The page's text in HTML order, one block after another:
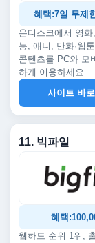
혜택:7일 무제
온디스크에서 영
능, 애니, 만화·웹
콘텐츠를 PC와 모
하게 이용하세요.
사이트 바로
11. 빅파일
혜택
웹하드 순위 1위,